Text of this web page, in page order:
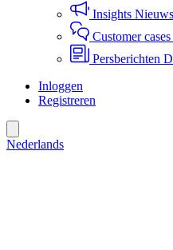
Insights
Customer cases
Persberichten
Inloggen
Registreren
Nederlands